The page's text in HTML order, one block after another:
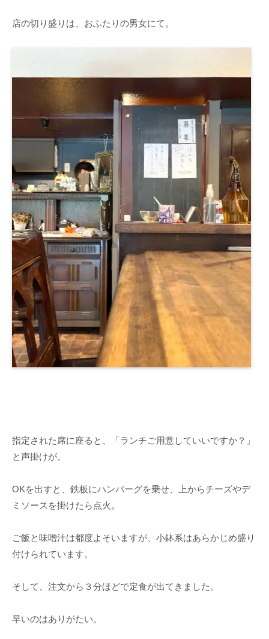
店の切り盛りは、おふたりの男女にて。
指定された席に座ると、「ランチご用意していいですか？」
と声掛けが。
OKを出すと、鉄板にハンバーグを乗せ、上からチーズやデ
ミソースを掛けたら点火。
ご飯と味噌汁は都度よそいますが、小鉢系はあらかじめ盛り
付けられています。
そして、注文から３分ほどで定食が出てきました。
早いのはありがたい。